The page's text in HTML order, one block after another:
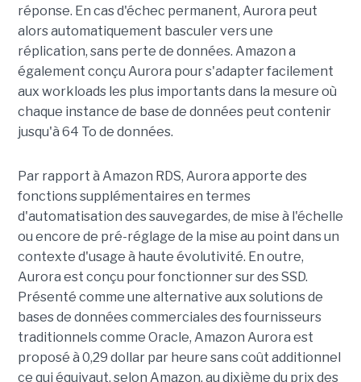
réponse. En cas d'échec permanent, Aurora peut
alors automatiquement basculer vers une
réplication, sans perte de données. Amazon a
également conçu Aurora pour s'adapter facilement
aux workloads les plus importants dans la mesure où
chaque instance de base de données peut contenir
jusqu'à 64 To de données.
Par rapport à Amazon RDS, Aurora apporte des
fonctions supplémentaires en termes
d'automatisation des sauvegardes, de mise à l'échelle
ou encore de pré-réglage de la mise au point dans un
contexte d'usage à haute évolutivité. En outre,
Aurora est conçu pour fonctionner sur des SSD.
Présenté comme une alternative aux solutions de
bases de données commerciales des fournisseurs
traditionnels comme Oracle, Amazon Aurora est
proposé à 0,29 dollar par heure sans coût additionnel
ce qui équivaut, selon Amazon, au dixième du prix des